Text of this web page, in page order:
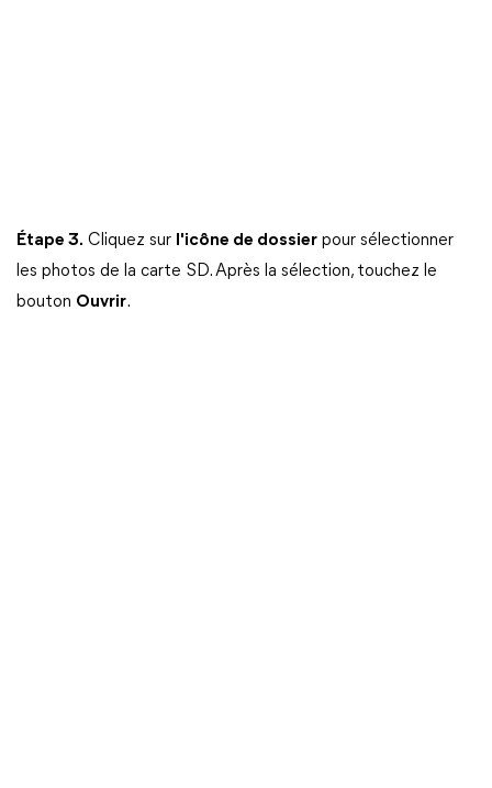
Étape 3. Cliquez sur l'icône de dossier pour sélectionner
les photos de la carte SD. Après la sélection, touchez le
bouton Ouvrir.